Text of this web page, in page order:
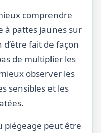
comprendre
à pattes jaunes sur
fait de façon
de multiplier les
observer les
sensibles et les
piégeage peut être